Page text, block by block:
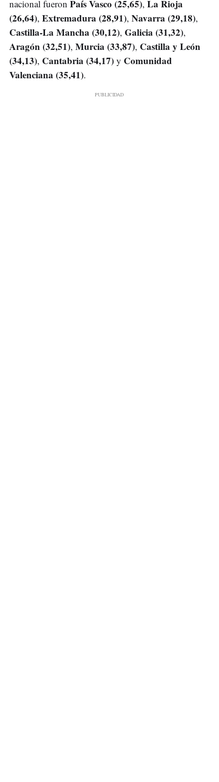
nacional fueron País Vasco (25,65), La Rioja
(26,64), Extremadura (28,91), Navarra (29,18),
Castilla-La Mancha (30,12), Galicia (31,32),
Aragón (32,51), Murcia (33,87), Castilla y León
(34,13), Cantabria (34,17) y Comunidad
Valenciana (35,41).